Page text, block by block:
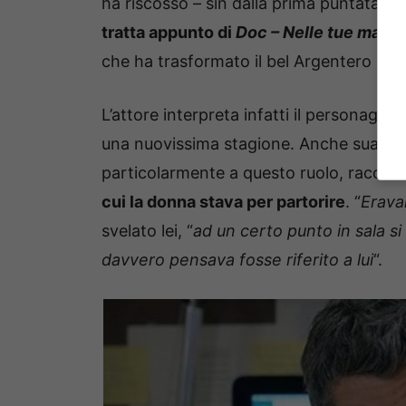
tratta appunto di Doc – Nelle tue mani
che ha trasformato il bel Argentero in
L’attore interpreta infatti il
una nuovissima stagione. Anche sua
particolarmente a questo ruolo,
cui la donna stava per partorire. “
svelato lei, “ad un certo punto in sala
davvero pensava fosse riferito a lui“.